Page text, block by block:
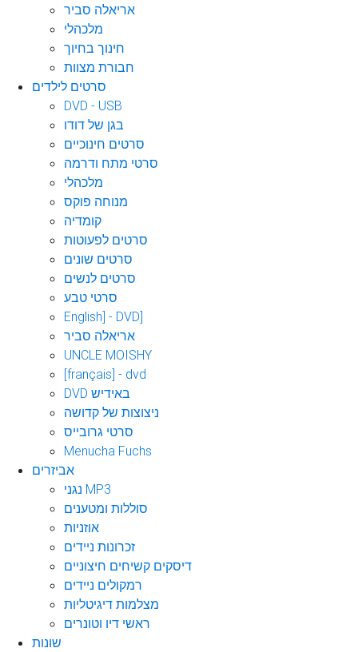
אריאלה סביר
מלכהלי
חינוך בחיוך
חבורת מצוות
סרטים לילדים
DVD - USB
בגן של דודו
סרטים חינוכיים
סרטי מתח ודרמה
מלכהלי
מנוחה פוקס
קומדיה
סרטים לפעוטות
סרטים שונים
סרטים לנשים
סרטי טבע
English] - DVD]
אריאלה סביר
UNCLE MOISHY
[français] - dvd
DVD באידיש
ניצוצות של קדושה
סרטי גרובייס
Menucha Fuchs
אביזרים
נגני MP3
סוללות ומטענים
אוזניות
זכרונות ניידים
דיסקים קשיחים חיצוניים
רמקולים ניידים
מצלמות דיגיטליות
ראשי דיו וטונרים
שונות